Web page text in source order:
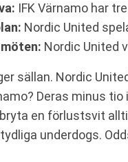
IFK Värnamo har
Nordic United
Nordic United
sällan. Nordic
Deras minus
en förlustsvit
underdogs.